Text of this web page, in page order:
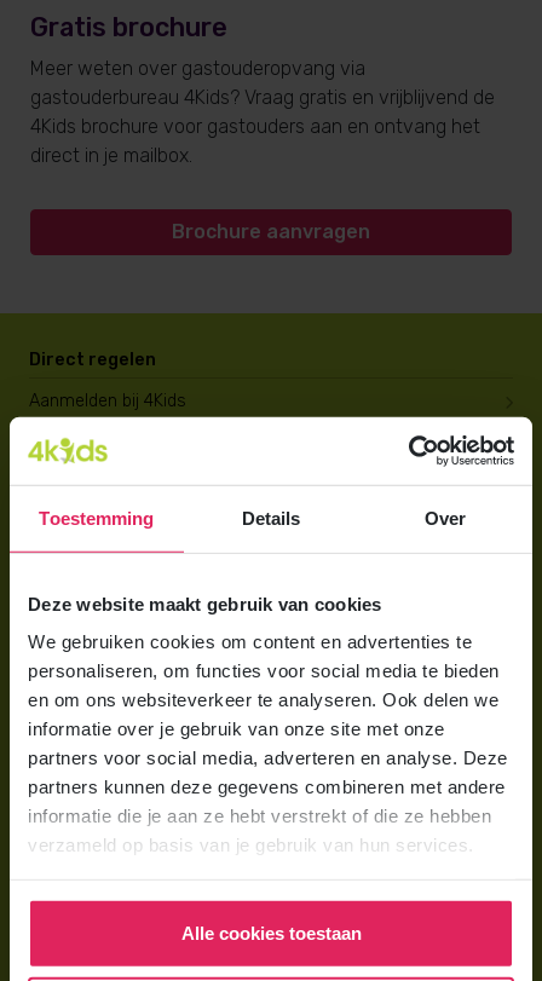
Toestemming Details Over
Deze website maakt gebruik van cookies
We gebruiken cookies om content en advertenties te
personaliseren, om functies voor social media te bieden
en om ons websiteverkeer te analyseren. Ook delen we
informatie over je gebruik van onze site met onze
partners voor social media, adverteren en analyse. Deze
partners kunnen deze gegevens combineren met andere
informatie die je aan ze hebt verstrekt of die ze hebben
verzameld op basis van je gebruik van hun services.
Alle cookies toestaan
Gratis brochure
Meer weten over gastouderopvang via
gastouderbureau 4Kids? Vraag gratis en vrijblijvend de
4Kids brochure voor gastouders aan en ontvang het
direct in je mailbox.
Brochure aanvragen
Direct regelen
Aanmelden bij 4Kids
Brochure aanvragen
Berekening maken
Wat is gastouderopvang?
Wat kost een gastouder?
Hoe vind ik een gastouder?
Voor gastouders
Gastouder worden bij 4Kids
Hoe vind ik gastkinderen?
Trainingen & cursussen
Gastouder worden